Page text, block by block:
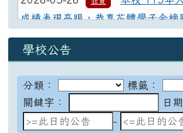
2020-04-29 活動
108學年度
選名單
賽榮獲一金二銀
成績表現亮眼，恭喜花體學子金榜
2024-04-01
※ 本校 113
學成績表現亮眼，恭喜花體學子金
成績表現亮眼，恭喜花體學子金榜
2024-04-01 狂賀
※ 本校 113
學成績表現亮眼，恭喜花體學子金
學校公告
分類：
標籤：
關鍵字：
日
-
日期範圍：